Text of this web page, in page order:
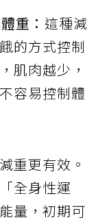
重： 這種減
的方式控制
肌肉越少，
容易控制體
重更有效。
全身性運
量，初期可